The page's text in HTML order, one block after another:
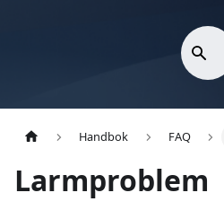
Handbok FAQ
Larmproblem